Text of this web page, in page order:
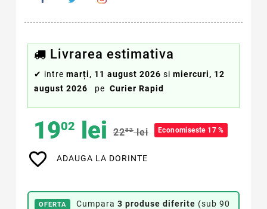
Livrarea estimativa
✔ intre marți, 11 august 2026 si miercuri, 12
august 2026
pe Curier Rapid
1902 lei 2282 lei Economiseste 17 %
favorite_border ADAUGA LA DORINTE
OFERTA Cumpara 3 produse diferite (sub 90